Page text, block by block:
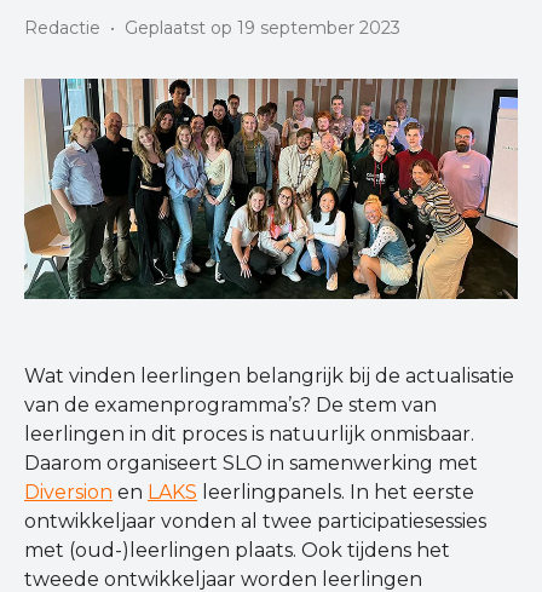
Redactie • Geplaatst op 19 september 2023
Wat vinden leerlingen belangrijk bij de actualisatie
van de examenprogramma’s? De stem van
leerlingen in dit proces is natuurlijk onmisbaar.
Daarom organiseert SLO in samenwerking met
Diversion en LAKS leerlingpanels. In het eerste
ontwikkeljaar vonden al twee participatiesessies
met (oud-)leerlingen plaats. Ook tijdens het
tweede ontwikkeljaar worden leerlingen